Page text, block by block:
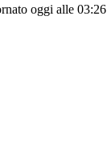
oggi alle 03:26